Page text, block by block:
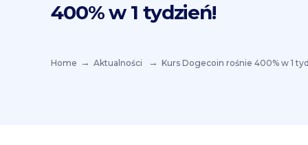
400% w 1 tydzień!
Home Aktualności Kurs Dogecoin rośnie 400% w 1